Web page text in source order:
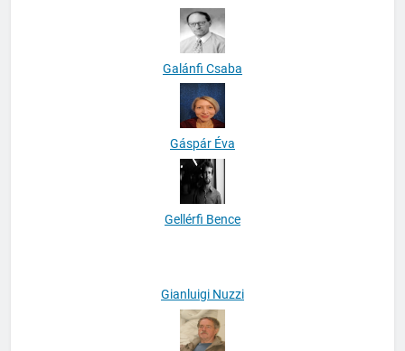
Gaál Béla
Galánfi Csaba
Gáspár Éva
Gianluigi Nuzzi